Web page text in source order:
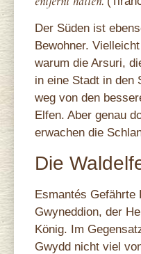
Der Süden ist
Bewohner.
warum die Arsuri,
in eine Stadt in den
weg von den
Elfen. Aber genau
erwachen die
Die
Esmantés Gefährte
Gwyneddion, der
König. Im
Gwydd nicht viel